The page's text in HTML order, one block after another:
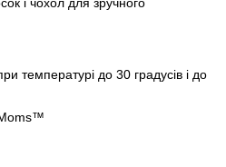
температурі до 30 градусів і до